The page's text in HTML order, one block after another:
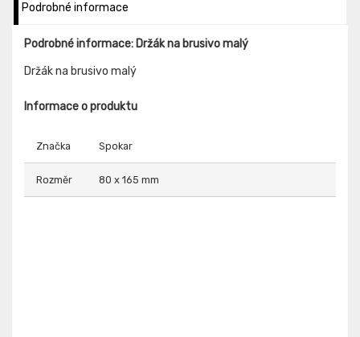
Podrobné informace
Podrobné informace: Držák na brusivo malý
Držák na brusivo malý
Informace o produktu
Značka Spokar
Rozměr 80 x 165 mm